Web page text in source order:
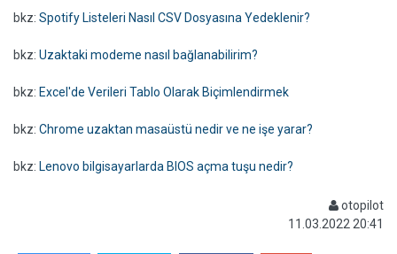
bkz: Spotify Listeleri Nasıl CSV Dosyasına Yedeklenir?
bkz: Uzaktaki modeme nasıl bağlanabilirim?
bkz: Excel'de Verileri Tablo Olarak Biçimlendirmek
bkz: Chrome uzaktan masaüstü nedir ve ne işe yarar?
bkz: Lenovo bilgisayarlarda BIOS açma tuşu nedir?
otopilot
11.03.2022 20:41